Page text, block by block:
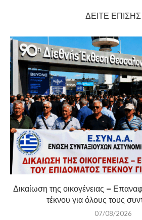
ΔΕΊΤΕ ΕΠΊΣΗΣ
Δικαίωση της οικογένειας –
τέκνου για όλους τους
07/08/2026